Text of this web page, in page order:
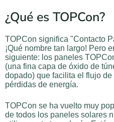
¿Qué es TOPCon?
TOPCon significa "Contacto
¡Qué nombre tan largo! Pero
siguiente: los paneles
(una fina capa de óxido de
dopado) que facilita el flujo
pérdidas de energía.
TOPCon se ha vuelto muy
de todos los paneles solares